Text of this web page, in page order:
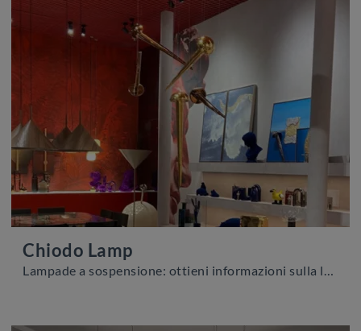
Chiodo Lamp
Lampade a sospensione: ottieni informazioni sulla lampada Chiodo Lamp in ceramica che ti proponiamo.